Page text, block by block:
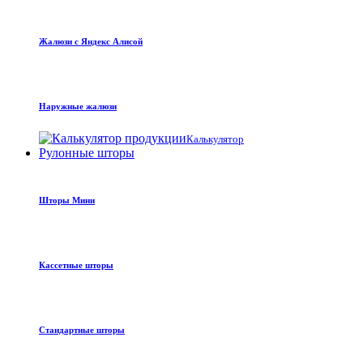
Жалюзи с Яндекс Алисой
Наружные жалюзи
Калькулятор
Рулонные шторы
Шторы Мини
Кассетные шторы
Стандартные шторы